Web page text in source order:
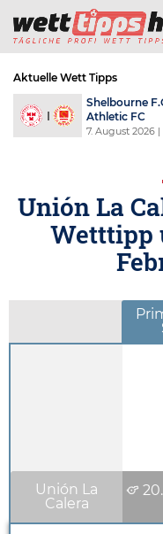
Aktuelle Wett Tipps
Shelbourne
Athletic FC
7. August 2026
Unión La
Wetttipp
Unión La
Calera